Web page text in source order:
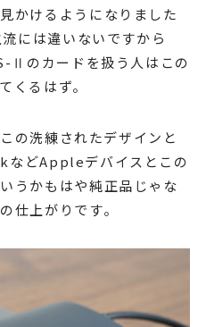
かけるようになりました
には違いないですから
Ⅱのカードを扱う人はこの
くるはず。
の洗練されたデザインと
などAppleデバイスとこの
うかもはや純正品じゃな
仕上がりです。